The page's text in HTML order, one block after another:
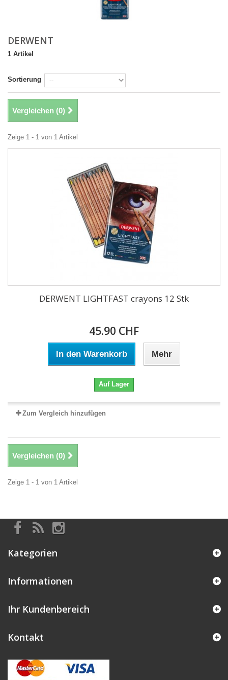
DERWENT
1 Artikel
Sortierung
Vergleichen (0)
Zeige 1 - 1 von 1 Artikel
DERWENT LIGHTFAST crayons 12 Stk
45.90 CHF
In den Warenkorb Mehr
Auf Lager
Zum Vergleich hinzufügen
Vergleichen (0)
Zeige 1 - 1 von 1 Artikel
Kategorien
Informationen
Ihr Kundenbereich
Kontakt